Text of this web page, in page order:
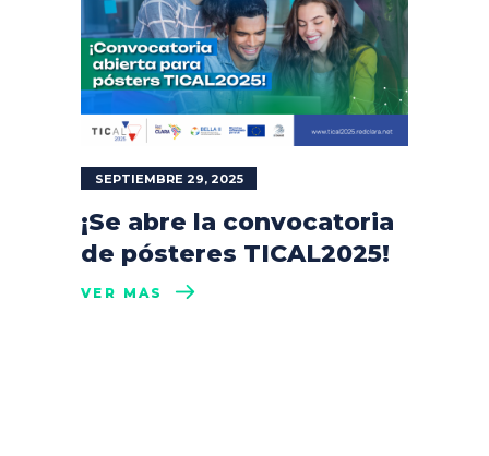
SEPTIEMBRE 29, 2025
¡Se abre la convocatoria
de pósteres TICAL2025!
VER MÁS